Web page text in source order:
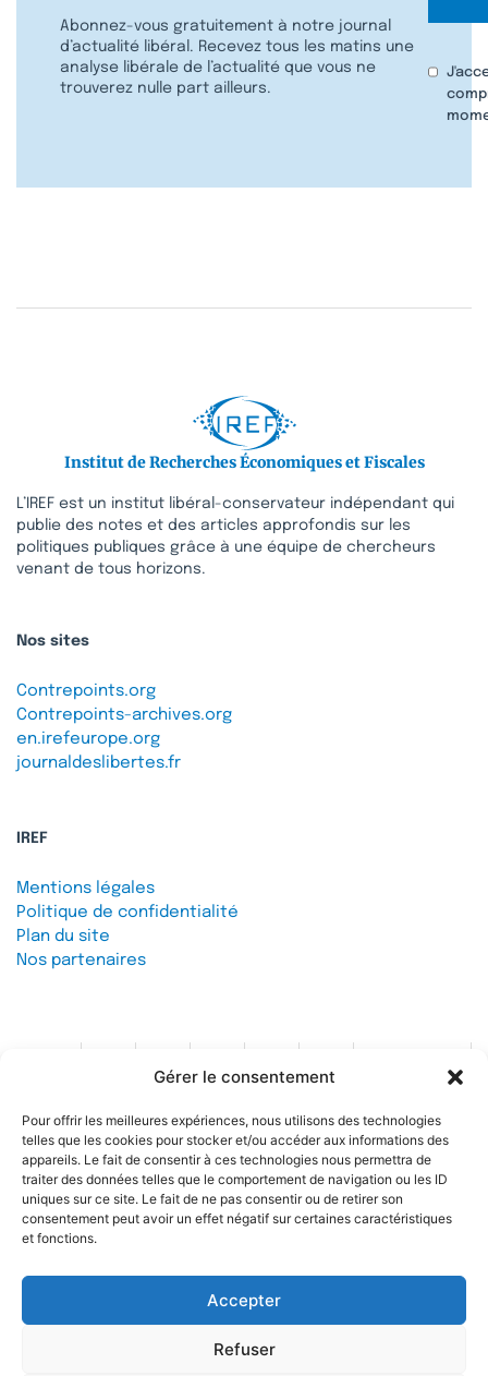
Gérer le consentement
Pour offrir les meilleures expériences, nous utilisons des technologies
telles que les cookies pour stocker et/ou accéder aux informations des
appareils. Le fait de consentir à ces technologies nous permettra de
traiter des données telles que le comportement de navigation ou les ID
uniques sur ce site. Le fait de ne pas consentir ou de retirer son
consentement peut avoir un effet négatif sur certaines caractéristiques
et fonctions.
Accepter
Refuser
Abonnez-vous gratuitement à notre journal
d’actualité libéral. Recevez tous les matins une
analyse libérale de l’actualité que vous ne
trouverez nulle part ailleurs.
Institut de Recherches Économiques et Fiscales
L’IREF est un institut libéral-conservateur indépendant qui
publie des notes et des articles approfondis sur les
politiques publiques grâce à une équipe de chercheurs
venant de tous horizons.
Nos sites
Contrepoints.org
Contrepoints-archives.org
en.irefeurope.org
journaldeslibertes.fr
IREF
Mentions légales
Politique de confidentialité
Plan du site
Nos partenaires
Soutenez l'IREF
une réalisation SCENE 64